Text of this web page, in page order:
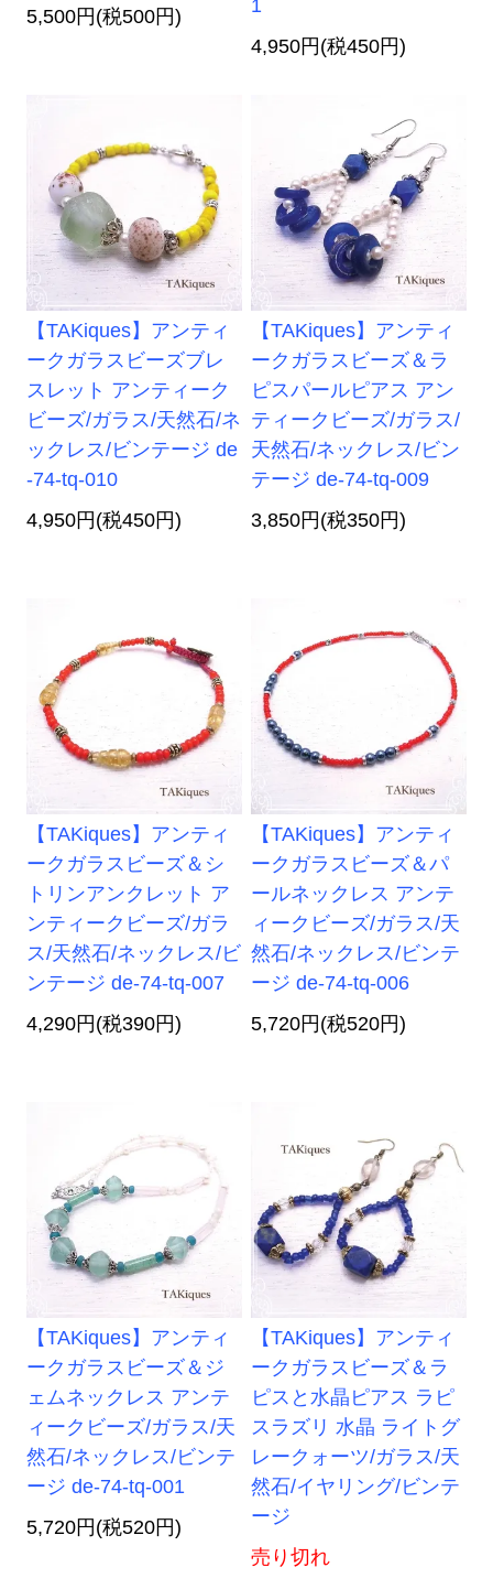
5,500円(税500円)
1
4,950円(税450円)
【TAKiques】アンティ
ークガラスビーズブレ
スレット アンティーク
ビーズ/ガラス/天然石/ネ
ックレス/ビンテージ de
-74-tq-010
4,950円(税450円)
【TAKiques】アンティ
ークガラスビーズ＆ラ
ピスパールピアス アン
ティークビーズ/ガラス/
天然石/ネックレス/ビン
テージ de-74-tq-009
3,850円(税350円)
【TAKiques】アンティ
ークガラスビーズ＆シ
トリンアンクレット ア
ンティークビーズ/ガラ
ス/天然石/ネックレス/ビ
ンテージ de-74-tq-007
4,290円(税390円)
【TAKiques】アンティ
ークガラスビーズ＆パ
ールネックレス アンテ
ィークビーズ/ガラス/天
然石/ネックレス/ビンテ
ージ de-74-tq-006
5,720円(税520円)
【TAKiques】アンティ
ークガラスビーズ＆ジ
ェムネックレス アンテ
ィークビーズ/ガラス/天
然石/ネックレス/ビンテ
ージ de-74-tq-001
5,720円(税520円)
【TAKiques】アンティ
ークガラスビーズ＆ラ
ピスと水晶ピアス ラピ
スラズリ 水晶 ライトグ
レークォーツ/ガラス/天
然石/イヤリング/ビンテ
ージ
売り切れ